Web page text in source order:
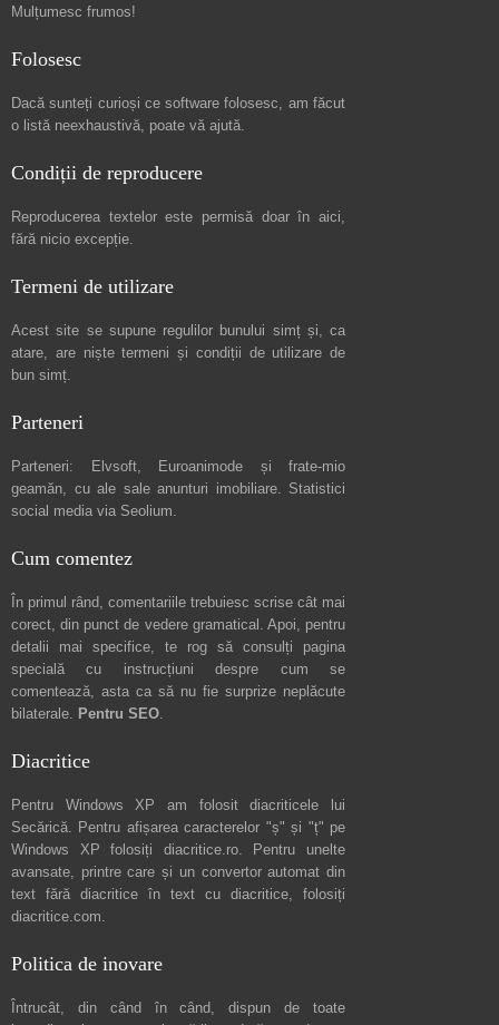
Mulțumesc frumos!
Folosesc
Dacă sunteți curioși ce software folosesc, am făcut
o listă neexhaustivă, poate vă ajută.
Condiții de reproducere
Reproducerea textelor este permisă doar în aici,
fără nicio excepție.
Termeni de utilizare
Acest site se supune regulilor bunului simț și, ca
atare, are niștetermeni și condiții de utilizare de
bun simț.
Parteneri
Parteneri: Elvsoft, Euroanimode și frate-mio
geamăn, cu ale sale anunturi imobiliare. Statistici
social media via Seolium.
Cum comentez
În primul rând, comentariile trebuiesc scrise cât mai
corect, din punct de vedere gramatical. Apoi, pentru
detalii mai specifice, te rog să consulți pagina
specială cu instrucțiuni despre cum se
comentează, asta ca să nu fie surprize neplăcute
bilaterale. Pentru SEO.
Diacritice
Pentru Windows XP am folosit diacriticele lui
Secărică. Pentru afișarea caracterelor "ș" și "ț" pe
Windows XP folosiți diacritice.ro. Pentru unelte
avansate, printre care și un convertor automat din
text fără diacritice în text cu diacritice, folosiți
diacritice.com.
Politica de inovare
Întrucât, din când în când, dispun de toate